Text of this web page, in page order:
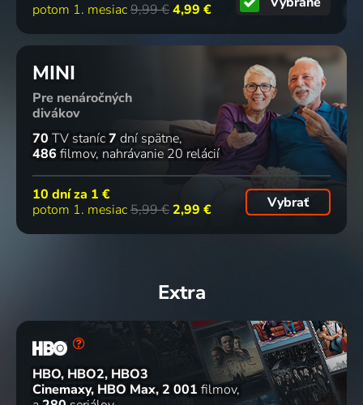
potom 1. mesiac9,99 €4,99 €
MINI
Pre nenáročných
divákov
70 TV staníc7 dní spätne
486 filmov nahrávanie 20 relácií
10 dní za 1 €
potom 1. mesiac5,99 € 2,99 € Vybrať
Extra
HBO, HBO2, HBO3
Cinemaxy, HBO Max 2 001 filmov